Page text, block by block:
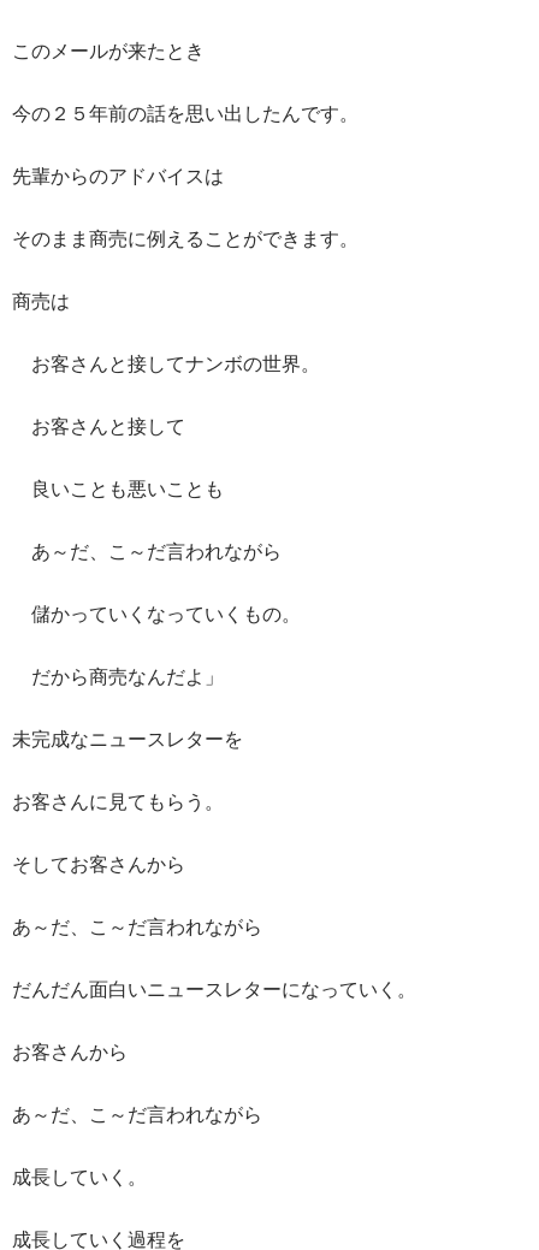
このメールが来たとき
今の２５年前の話を思い出したんです。
先輩からのアドバイスは
そのまま商売に例えることができます。
商売は
お客さんと接してナンボの世界。
お客さんと接して
良いことも悪いことも
あ～だ、こ～だ言われながら
儲かっていくなっていくもの。
だから商売なんだよ」
未完成なニュースレターを
お客さんに見てもらう。
そしてお客さんから
あ～だ、こ～だ言われながら
だんだん面白いニュースレターになっていく。
お客さんから
あ～だ、こ～だ言われながら
成長していく。
成長していく過程を